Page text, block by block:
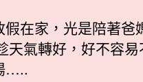
在家，光是陪著爸
天氣轉好，好不容
…..